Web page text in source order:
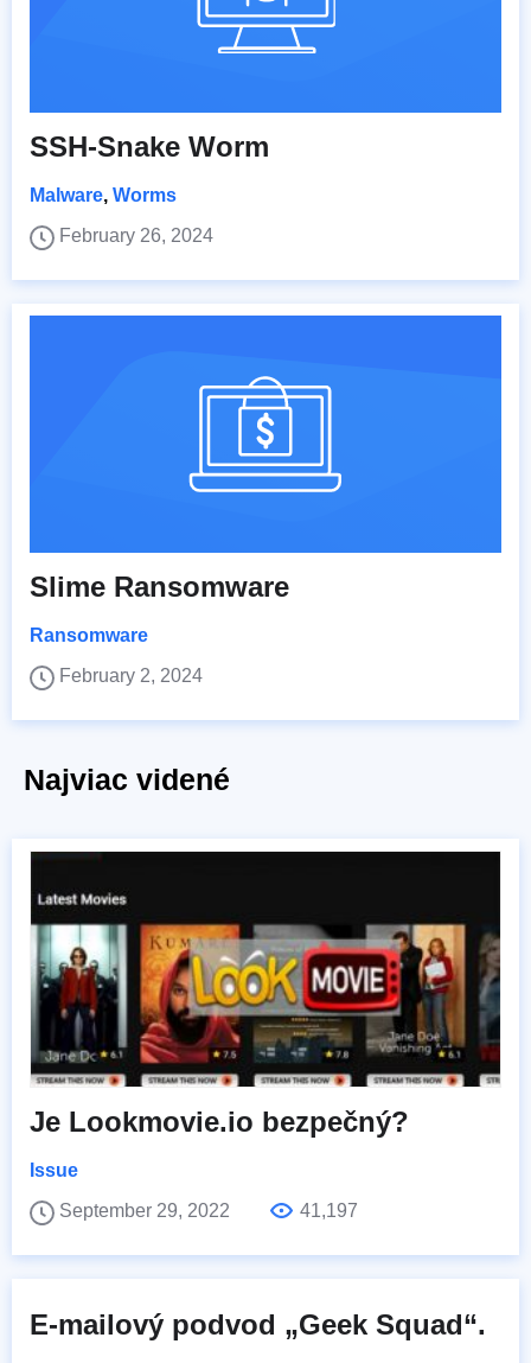
SSH-Snake Worm
Malware, Worms
February 26, 2024
Slime Ransomware
Ransomware
February 2, 2024
Najviac videné
Je Lookmovie.io bezpečný?
Issue
September 29, 2022
41,197
E-mailový podvod „Geek Squad“.